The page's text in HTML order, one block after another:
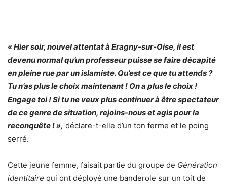
« Hier soir, nouvel attentat à Eragny-sur-Oise, il est
devenu normal qu’un professeur puisse se faire décapité
en pleine rue par un islamiste. Qu’est ce que tu attends ?
Tu n’as plus le choix maintenant ! On a plus le choix !
Engage toi ! Si tu ne veux plus continuer à être spectateur
de ce genre de situation, rejoins-nous et agis pour la
reconquête ! », déclare-t-elle d’un ton ferme et le poing
serré.
Cette jeune femme, faisait partie du groupe de Génération
identitaire qui ont déployé une banderole sur un toit de